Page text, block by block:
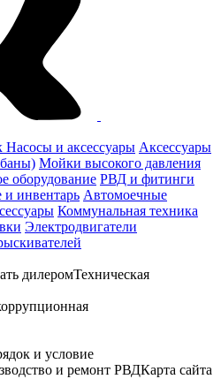
Насосы и аксессуары Аксессуары
Мойки высокого давления
оборудование РВД и фитинги
и инвентарь Автомоечные
Коммунальная техника
Электродвигатели
дилеромТехническая
и условие
и ремонт РВДКарта сайта